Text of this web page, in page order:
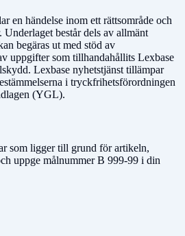
en händelse inom ett rättsområde och
består dels av allmänt
begäras ut med stöd av
uppgifter som tillhandahållits Lexbase
Lexbase nyhetstjänst tillämpar
i tryckfrihetsförordningen
(YGL).
som ligger till grund för artikeln,
uppge målnummerB 999-99 i din